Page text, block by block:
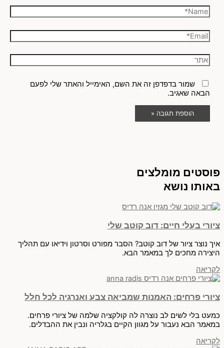
שמור בדפדפן זה את השם, האימייל והאתר שלי לפעם
הבאה שאגיב.
פוסטים מומלצים
באותו נושא
ציורי בעלי חיים: דוב קוטב שלי
איך נוצר ציור של דוב קוטב? הסבר מפורט וסרטון וידיאו עם תהליך
היצירה מחכים לך במאמר הבא.
לקריאה
ציורי פרחים: האמנות שמביאה צבע ואנרגיה לכל חלל
כמעט בלי לשים לב נוצרה לה קולקציה שלמה של ציורי פרחים.
במאמר הבא נעבור על מגוון הקיים בגלריה ונבין את ההבדלים.
לקריאה